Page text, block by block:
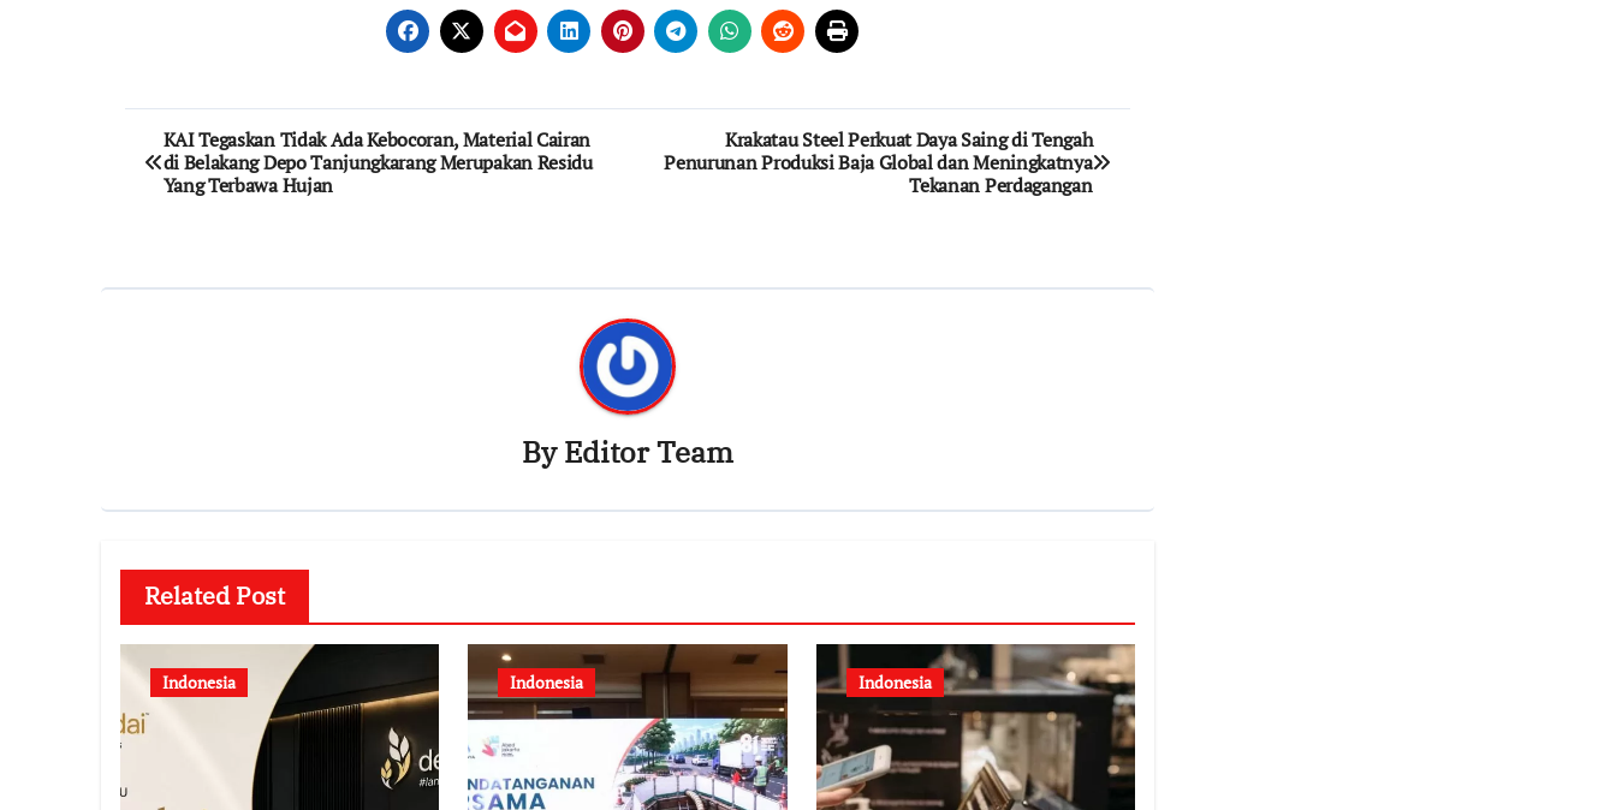
Post
navigation
KAI Tegaskan Tidak Ada Kebocoran, Material Cairan
di Belakang Depo Tanjungkarang Merupakan Residu
Yang Terbawa Hujan
Krakatau Steel Perkuat Daya Saing di Tengah
Penurunan Produksi Baja Global dan Meningkatnya
Tekanan Perdagangan
ByEditor Team
Related Post
Indonesia Indonesia Indonesia